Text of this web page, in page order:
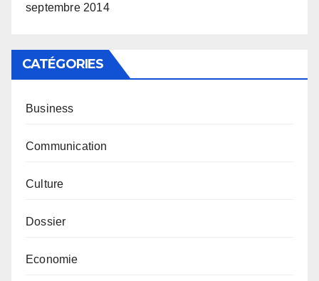
septembre 2014
CATÉGORIES
Business
Communication
Culture
Dossier
Economie